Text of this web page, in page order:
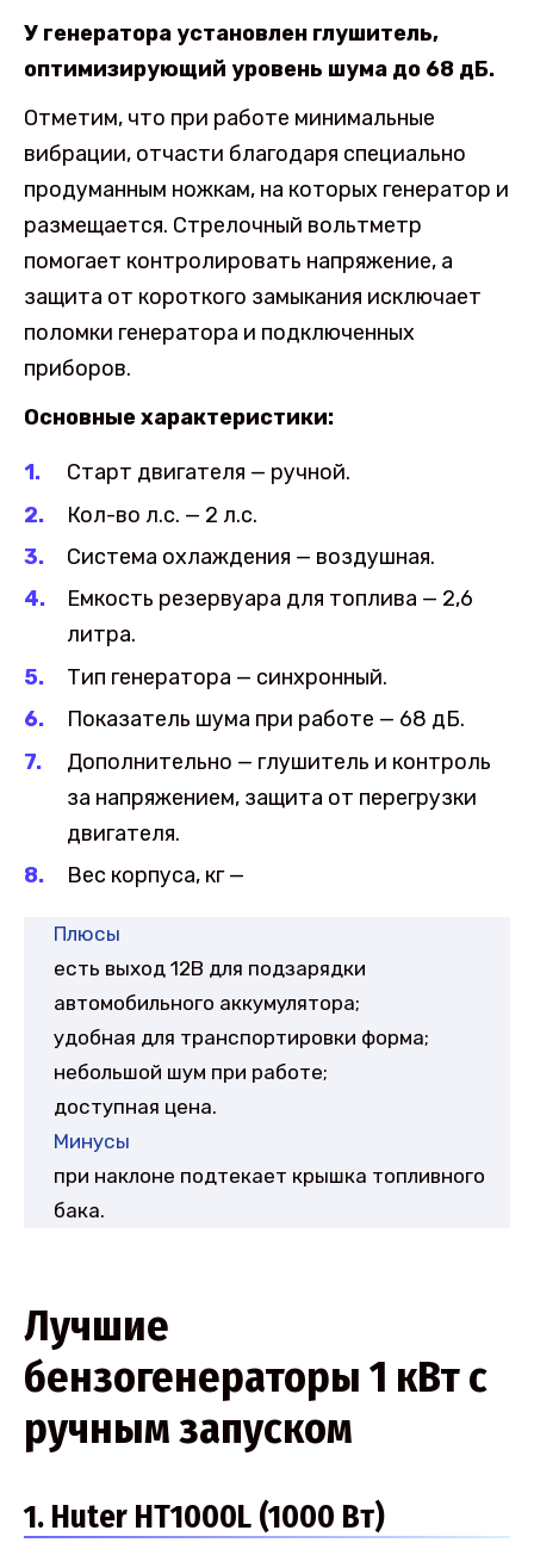
У генератора установлен глушитель,
оптимизирующий уровень шума до 68 дБ.
Отметим, что при работе минимальные
вибрации, отчасти благодаря специально
продуманным ножкам, на которых генератор и
размещается. Стрелочный вольтметр
помогает контролировать напряжение, а
защита от короткого замыкания исключает
поломки генератора и подключенных
приборов.
Основные характеристики:
Старт двигателя — ручной.
Кол-во л.с. — 2 л.с.
Система охлаждения — воздушная.
Емкость резервуара для топлива — 2,6
литра.
Тип генератора — синхронный.
Показатель шума при работе — 68 дБ.
Дополнительно — глушитель и контроль
за напряжением, защита от перегрузки
двигателя.
Вес корпуса, кг —
Плюсы
есть выход 12В для подзарядки
автомобильного аккумулятора;
удобная для транспортировки форма;
небольшой шум при работе;
доступная цена.
Минусы
при наклоне подтекает крышка топливного
бака.
Лучшие
бензогенераторы 1 кВт с
ручным запуском
1. Huter HT1000L (1000 Вт)